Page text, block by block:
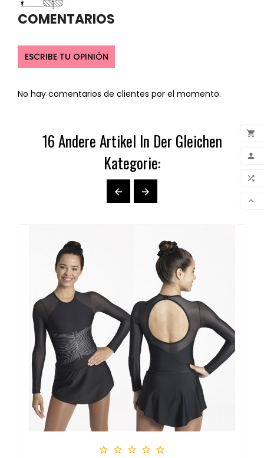




COMENTARIOS
ESCRIBE TU OPINIÓN
No hay comentarios de clientes por el momento.
16 Andere Artikel In Der Gleichen
Kategorie:
 
    